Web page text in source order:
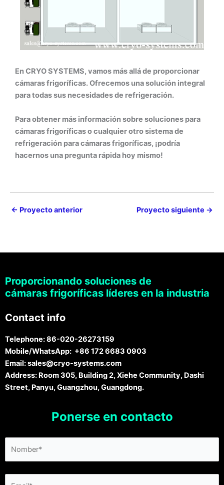
En CRYO SYSTEMS, vamos más allá de proporcionar
cámaras frigoríficas. Ofrecemos una solución integral
para todas sus necesidades de refrigeración.
Para obtener más información sobre soluciones para
cámaras frigoríficas o cualquier otro sistema de
refrigeración para cámaras frigoríficas, ¡podría
hacernos una pregunta rápida hoy mismo!
← Proyecto anterior Proyecto siguiente →
Proporcionando soluciones de
cámaras frigoríficas líderes en la industria
Contact info
Telephone:86-020-26273159
Mobile/WhatsApp: +86 172 6683 0903
Email:sales@cryo-systems.com
Address: Room 305, Building 2, Xiehe Community, Dashi
Street, Panyu, Guangzhou, Guangdong.
Ponerse en contacto